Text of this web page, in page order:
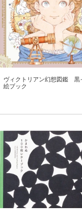
ヴィクトリアン幻想図鑑 黒
絵ブック